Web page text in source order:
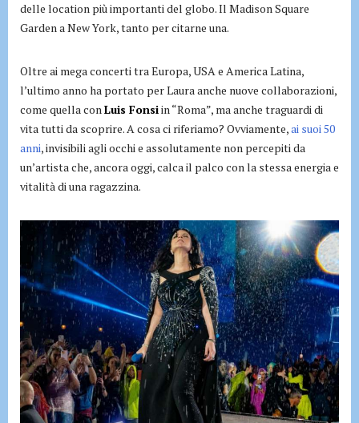
delle location più importanti del globo. Il Madison Square
Garden a New York, tanto per citarne una.
Oltre ai mega concerti tra Europa, USA e America Latina,
l’ultimo anno ha portato per Laura anche nuove collaborazioni,
come quella conLuis Fonsiin “Roma”, ma anche traguardi di
vita tutti da scoprire. A cosa ci riferiamo? Ovviamente,ai suoi 50
anni, invisibili agli occhi e assolutamente non percepiti da
un’artista che, ancora oggi, calca il palco con la stessa energia e
vitalità di una ragazzina.